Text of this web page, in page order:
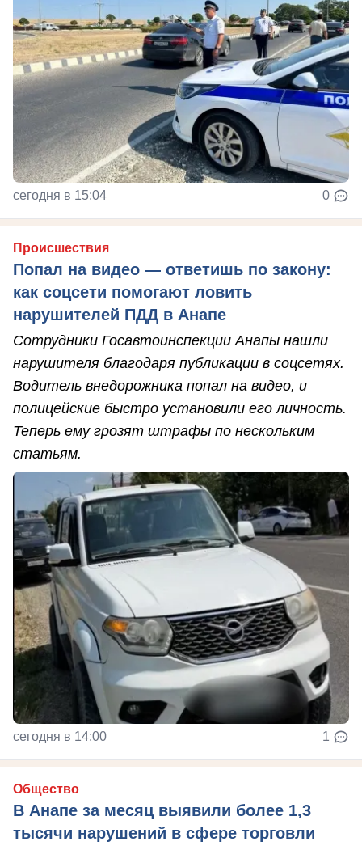
сегодня в 15:04 0
Происшествия
Попал на видео — ответишь по закону:
как соцсети помогают ловить
нарушителей ПДД в Анапе
Сотрудники Госавтоинспекции Анапы нашли
нарушителя благодаря публикации в соцсетях.
Водитель внедорожника попал на видео, и
полицейские быстро установили его личность.
Теперь ему грозят штрафы по нескольким
статьям.
сегодня в 14:00 1
Общество
В Анапе за месяц выявили более 1,3
тысячи нарушений в сфере торговли